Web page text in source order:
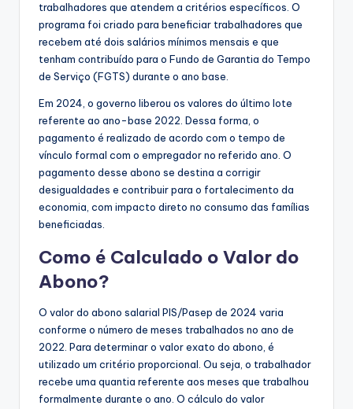
trabalhadores que atendem a critérios específicos. O
programa foi criado para beneficiar trabalhadores que
recebem até dois salários mínimos mensais e que
tenham contribuído para o Fundo de Garantia do Tempo
de Serviço (FGTS) durante o ano base.
Em 2024, o governo liberou os valores do último lote
referente ao ano-base 2022. Dessa forma, o
pagamento é realizado de acordo com o tempo de
vínculo formal com o empregador no referido ano. O
pagamento desse abono se destina a corrigir
desigualdades e contribuir para o fortalecimento da
economia, com impacto direto no consumo das famílias
beneficiadas.
Como é Calculado o Valor do
Abono?
O valor do abono salarial PIS/Pasep de 2024 varia
conforme o número de meses trabalhados no ano de
2022. Para determinar o valor exato do abono, é
utilizado um critério proporcional. Ou seja, o trabalhador
recebe uma quantia referente aos meses que trabalhou
formalmente durante o ano. O cálculo do valor